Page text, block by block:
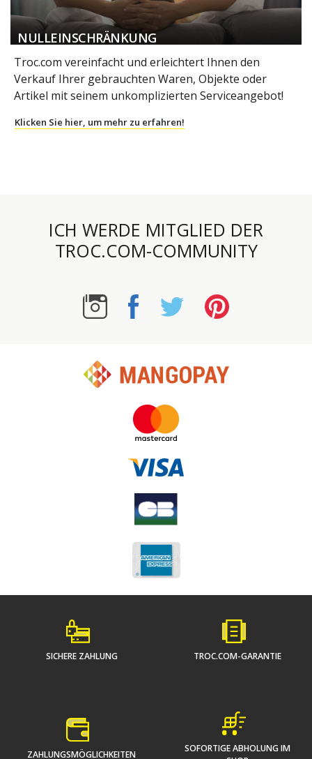
NULLEINSCHRÄNKUNG
Troc.com vereinfacht und erleichtert Ihnen den
Verkauf Ihrer gebrauchten Waren, Objekte oder
Artikel mit seinem unkomplizierten Serviceangebot!
Klicken Sie hier, um mehr zu erfahren!
ICH WERDE MITGLIED DER
TROC.COM-COMMUNITY
SICHERE ZAHLUNG TROC.COM-GARANTIE
ZAHLUNGSMÖGLICHKEITEN
SOFORTIGE ABHOLUNG IM